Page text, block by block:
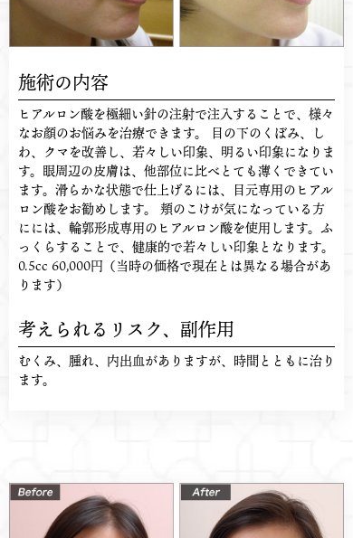
施術の内容
ヒアルロン酸を極細い針の注射で注入することで、様々
なお顔のお悩みを治療できます。 目の下のくぼみ、し
わ、クマを改善し、若々しい印象、明るい印象になりま
す。眼周辺の皮膚は、他部位に比べとても薄くできてい
ます。滑らかな状態で仕上げるには、目元専用のヒアル
ロン酸をお勧めします。 頬のこけが気になっている方
にには、輪郭形成専用のヒアルロン酸を使用します。ふ
っくらすることで、健康的で若々しい印象となります。
0.5cc 60,000円（当時の価格で現在とは異なる場合があ
ります）
考えられるリスク、 副作用
むくみ、腫れ、内出血がありますが、時間とともに治り
ます。